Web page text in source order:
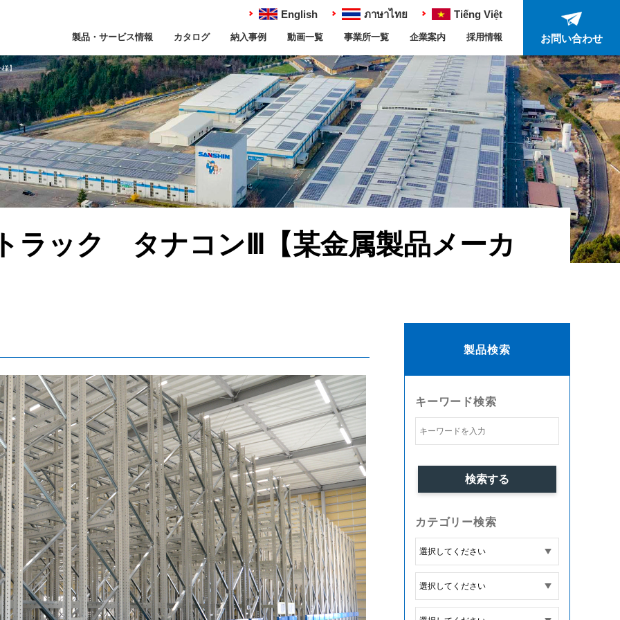
English ภาษาไทย Tiếng Việt
製品・サービス情報 カタログ 納入事例 動画一覧 事業所一覧 企業案内 採用情報 お問い合わせ
様】
ラック タナコンⅢ【某金属製品メーカ
製品検索
キーワード検索
カテゴリー検索